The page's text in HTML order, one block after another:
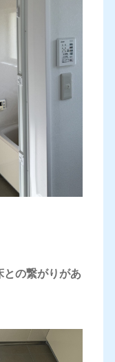
との繋がりがあ